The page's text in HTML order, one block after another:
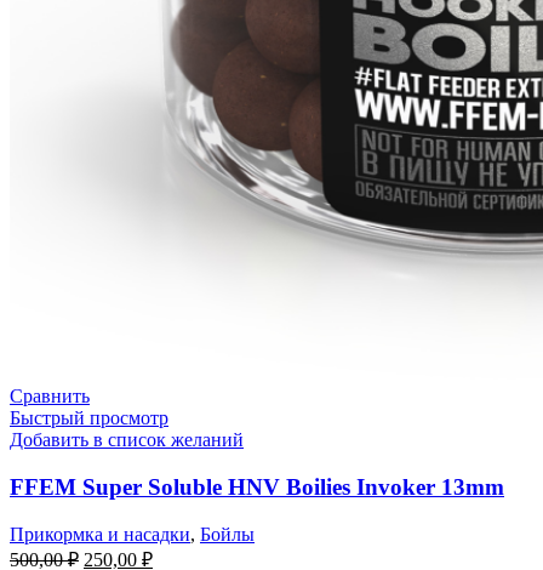
Сравнить
Быстрый просмотр
Добавить в список желаний
FFEM Super Soluble HNV Boilies Invoker 13mm
Прикормка и насадки, Бойлы
500,00₽ 250,00 ₽